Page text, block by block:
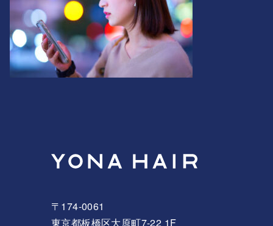
〒174-0061
東京都板橋区大原町7-22 1F